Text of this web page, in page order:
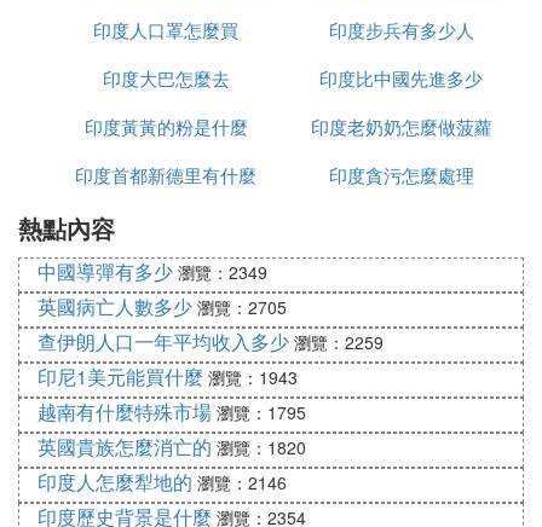
種姓
家
印度人口罩怎麼買
印度步兵有多少人
印度大巴怎麼去
印度比中國先進多少
印度黃黃的粉是什麼
印度老奶奶怎麼做菠蘿
印度首都新德里有什麼
印度貪污怎麼處理
熱點內容
中國導彈有多少 瀏覽：2349
英國病亡人數多少 瀏覽：2705
查伊朗人口一年平均收入多少 瀏覽：2259
印尼1美元能買什麼 瀏覽：1943
越南有什麼特殊市場 瀏覽：1795
英國貴族怎麼消亡的 瀏覽：1820
印度人怎麼犁地的 瀏覽：2146
印度歷史背景是什麼 瀏覽：2354